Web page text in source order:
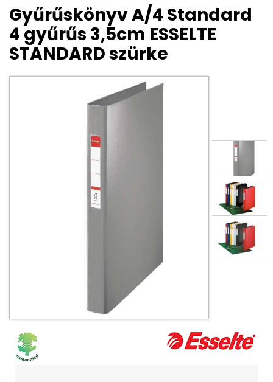
Gyűrűskönyv A/4 Standard
4 gyűrűs 3,5cm ESSELTE
STANDARD szürke